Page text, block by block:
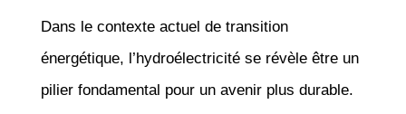
Dans le contexte actuel de transition
énergétique, l’hydroélectricité se révèle être un
pilier fondamental pour un avenir plus durable.